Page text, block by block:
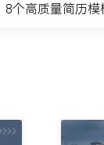
个高质量简历